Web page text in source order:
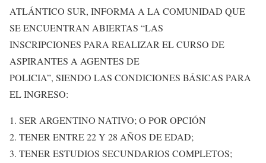
ATLÁNTICO SUR, INFORMA A LA COMUNIDAD QUE
SE ENCUENTRAN ABIERTAS “LAS
INSCRIPCIONES PARA REALIZAR EL CURSO DE
ASPIRANTES A AGENTES DE
POLICIA”, SIENDO LAS CONDICIONES BÁSICAS PARA
EL INGRESO:
1. SER ARGENTINO NATIVO; O POR OPCIÓN
2. TENER ENTRE 22 Y 28 AÑOS DE EDAD;
3. TENER ESTUDIOS SECUNDARIOS COMPLETOS;